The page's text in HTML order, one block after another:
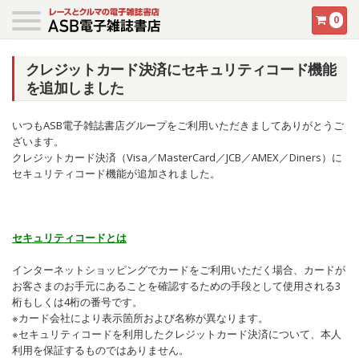
0
クレジットカード決済にセキュリティコード機能
を追加しました
いつもASB電子雑誌書店グループをご利用いただきましてありがとうご
ざいます。
クレジットカード決済（Visa／MasterCard／JCB／AMEX／Diners）に
セキュリティコード機能が追加されました。
セキュリティコードとは
インターネットショッピングでカードをご利用いただく場合、カードが
お客さまのお手元にあることを確認するための手段として使用される3
桁もしくは4桁の番号です。
※カード会社により表示箇所および名称が異なります。
※セキュリティコードを利用したクレジットカード決済について、本人
利用を保証するものではありません。